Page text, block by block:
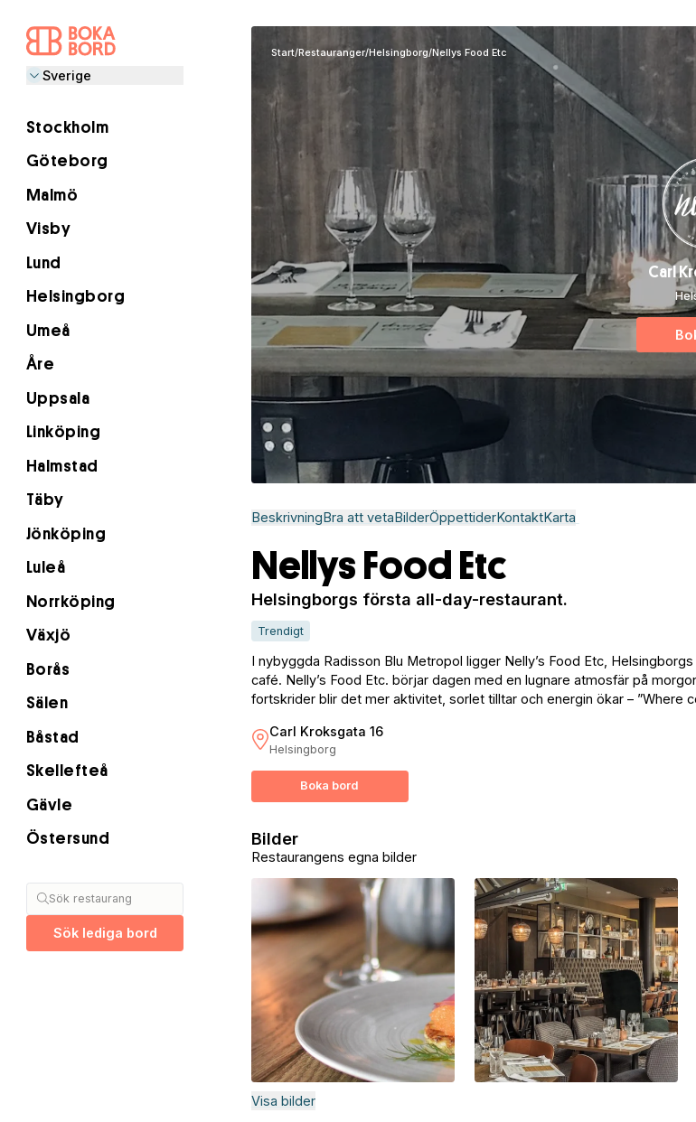
Sverige
Stockholm
Göteborg
Malmö
Visby
Lund
Helsingborg
Umeå
Åre
Uppsala
Linköping
Halmstad
Täby
Jönköping
Luleå
Norrköping
Växjö
Borås
Sälen
Båstad
Skellefteå
Gävle
Östersund
Sök restaurang
Sök lediga bord
Start/Restauranger/Helsingborg/Nellys Food Etc
Carl
BeskrivningBra att vetaBilderÖppettiderKontaktKarta
Nellys Food Etc
Helsingborgs första all-day-restaurant.
Trendigt
I nybyggda Radisson Blu Metropol ligger Nelly’s Food Etc,
café. Nelly’s Food Etc. börjar dagen med en lugnare atmosfär på
fortskrider blir det mer aktivitet, sorlet tilltar och energin ökar – ”Where
Carl Kroksgata 16
Helsingborg
Boka bord
Restaurangens egna bilder
Bilder
Visa bilder